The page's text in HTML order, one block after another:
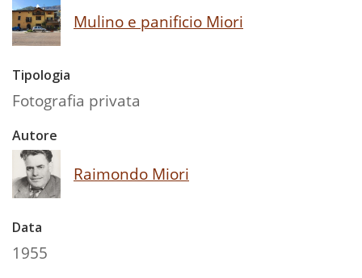
Mulino e panificio Miori
Tipologia
Fotografia privata
Autore
Raimondo Miori
Data
1955